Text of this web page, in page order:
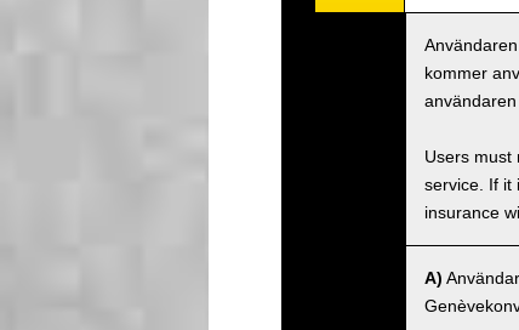
kommer
Users must
service. If it
insurance
A)